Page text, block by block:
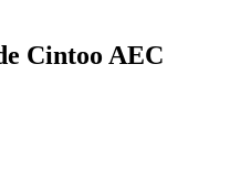
Cintoo AEC